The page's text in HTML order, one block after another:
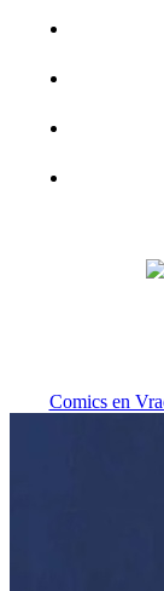
Comics en